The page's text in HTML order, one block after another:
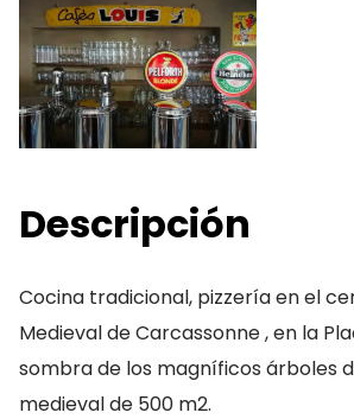
Descripción
Cocina tradicional, pizzería en el
Medieval de Carcassonne , en la
sombra de los magníficos árboles
medieval de 500 m2.